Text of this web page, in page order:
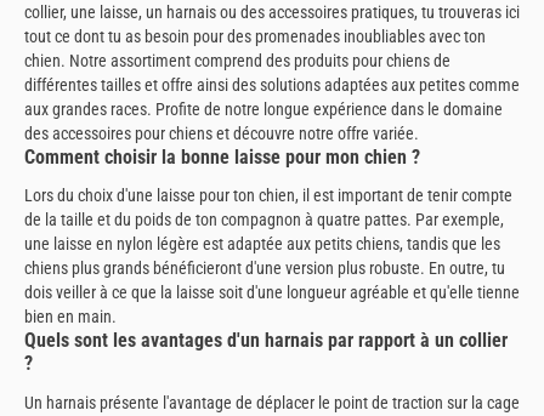
collier, une laisse, un harnais ou des accessoires pratiques, tu trouveras ici
tout ce dont tu as besoin pour des promenades inoubliables avec ton
chien. Notre assortiment comprend des produits pour chiens de
différentes tailles et offre ainsi des solutions adaptées aux petites comme
aux grandes races. Profite de notre longue expérience dans le domaine
des accessoires pour chiens et découvre notre offre variée.
Comment choisir la bonne laisse pour mon chien ?
Lors du choix d'une laisse pour ton chien, il est important de tenir compte
de la taille et du poids de ton compagnon à quatre pattes. Par exemple,
une laisse en nylon légère est adaptée aux petits chiens, tandis que les
chiens plus grands bénéficieront d'une version plus robuste. En outre, tu
dois veiller à ce que la laisse soit d'une longueur agréable et qu'elle tienne
bien en main.
Quels sont les avantages d'un harnais par rapport à un collier
?
Un harnais présente l'avantage de déplacer le point de traction sur la cage